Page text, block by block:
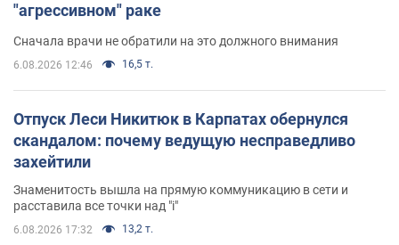
"агрессивном" раке
Сначала врачи не обратили на это должного внимания
6.08.2026 12:46 16,5 т.
Отпуск Леси Никитюк в Карпатах обернулся
скандалом: почему ведущую несправедливо
захейтили
Знаменитость вышла на прямую коммуникацию в сети и
расставила все точки над "i"
6.08.2026 17:32 13,2 т.